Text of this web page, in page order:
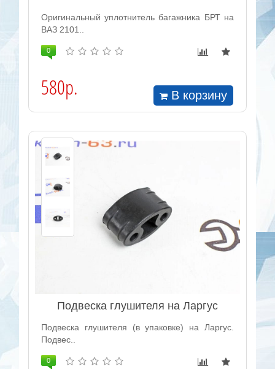
Оригинальный уплотнитель багажника БРТ на
ВАЗ 2101..
0
580р. В корзину
Подвеска глушителя на Ларгус
Подвеска глушителя (в упаковке) на Ларгус.
Подвес..
0